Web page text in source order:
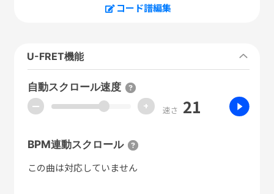
コード譜編集
U-FRET機能
自動スクロール速度
ー + 速さ 21
BPM連動スクロール
この曲は対応していません